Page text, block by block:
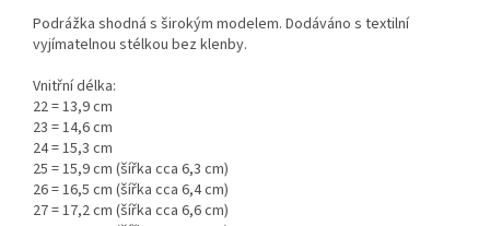
Podrážka shodná s širokým modelem. Dodáváno s textilní
vyjímatelnou stélkou bez klenby.
Vnitřní délka:
22 = 13,9 cm
23 = 14,6 cm
24 = 15,3 cm
25 = 15,9 cm (šířka cca 6,3 cm)
26 = 16,5 cm (šířka cca 6,4 cm)
27 = 17,2 cm (šířka cca 6,6 cm)